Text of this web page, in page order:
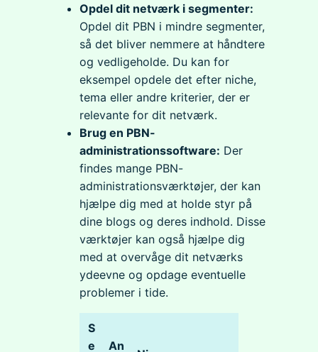
Opdel dit netværk i segmenter:
Opdel dit PBN i mindre segmenter,
så det bliver nemmere at håndtere
og vedligeholde. Du kan for
eksempel opdele det efter niche,
tema eller andre kriterier, der er
relevante for dit netværk.
Brug en PBN-
administrationssoftware: Der
findes mange PBN-
administrationsværktøjer, der kan
hjælpe dig med at holde styr på
dine blogs og deres indhold. Disse
værktøjer kan også hjælpe dig
med at overvåge dit netværks
ydeevne og opdage eventuelle
problemer i tide.
S
e
An